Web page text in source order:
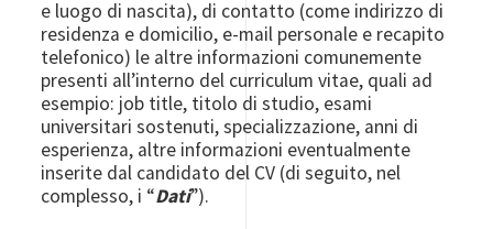
e luogo di nascita), di contatto (come indirizzo di
residenza e domicilio, e-mail personale e recapito
telefonico) le altre informazioni comunemente
presenti all’interno del curriculum vitae, quali ad
esempio: job title, titolo di studio, esami
universitari sostenuti, specializzazione, anni di
esperienza, altre informazioni eventualmente
inserite dal candidato del CV (di seguito, nel
complesso, i “Dati”).